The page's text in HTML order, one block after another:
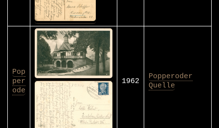
Pop
per
ode
1962
Popperoder
Quelle